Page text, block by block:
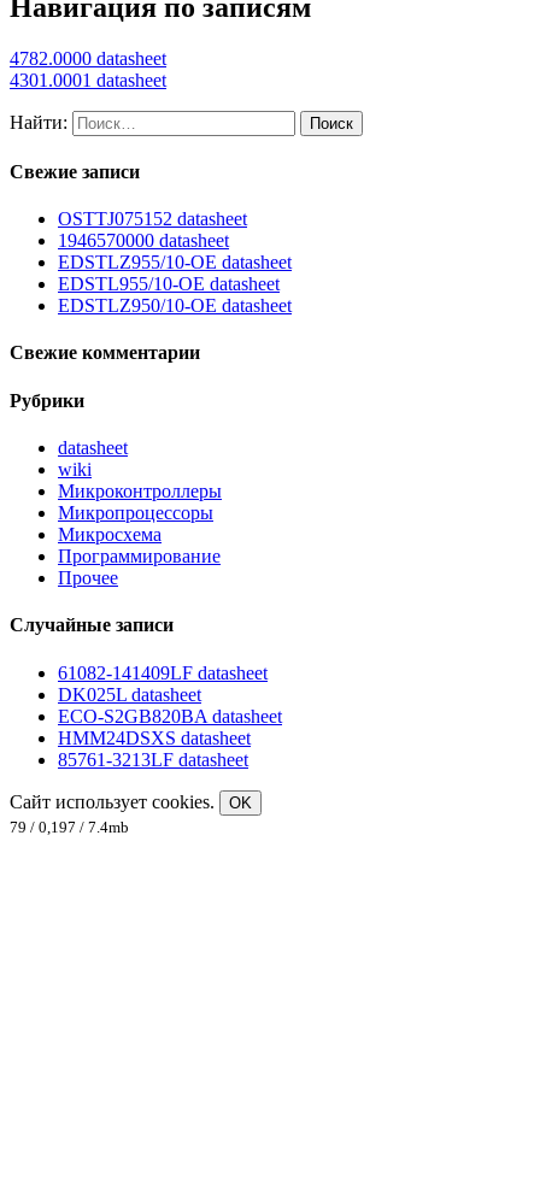
Навигация по записям
4782.0000 datasheet
4301.0001 datasheet
Найти:
Свежие записи
OSTTJ075152 datasheet
1946570000 datasheet
EDSTLZ955/10-OE datasheet
EDSTL955/10-OE datasheet
EDSTLZ950/10-OE datasheet
Свежие комментарии
Рубрики
datasheet
wiki
Микроконтроллеры
Микропроцессоры
Микросхема
Программирование
Прочее
Случайные записи
61082-141409LF datasheet
DK025L datasheet
ECO-S2GB820BA datasheet
HMM24DSXS datasheet
85761-3213LF datasheet
Сайт использует cookies.
OK
79 / 0,197 / 7.4mb